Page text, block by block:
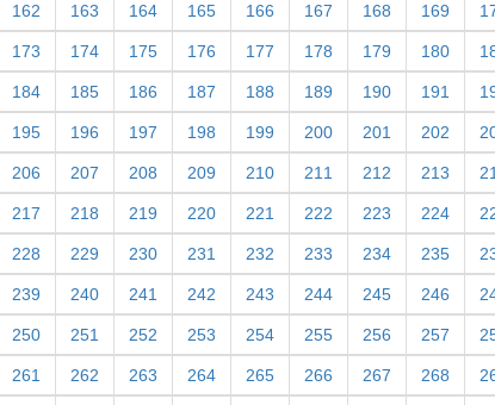
162 163 164 165 166 167 168 169
173 174 175 176 177 178 179 180
184 185 186 187 188 189 190 191
195 196 197 198 199 200 201 202
206 207 208 209 210 211 212 213
217 218 219 220 221 222 223 224
228 229 230 231 232 233 234 235
239 240 241 242 243 244 245 246
250 251 252 253 254 255 256 257
261 262 263 264 265 266 267 268